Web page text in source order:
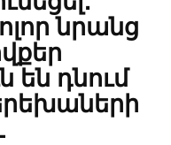
նրանց
են դնում